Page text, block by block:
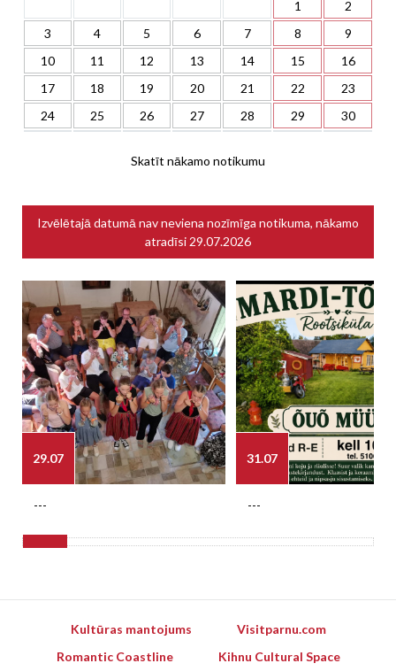
1
2
3
4 5 6 7 8
9
10
11 12 13 14 15
16
17
18 19 20 21 22
23
24
25 26 27 28 29 30
Skatīt nākamo notikumu
Izvēlētajā datumā nav neviena nozīmīga notikuma, nākamo
atradīsi 29.07.2026
29.07
---
31.07
---
Kultūras mantojums
Visitparnu.com
Romantic Coastline
Kihnu Cultural Space